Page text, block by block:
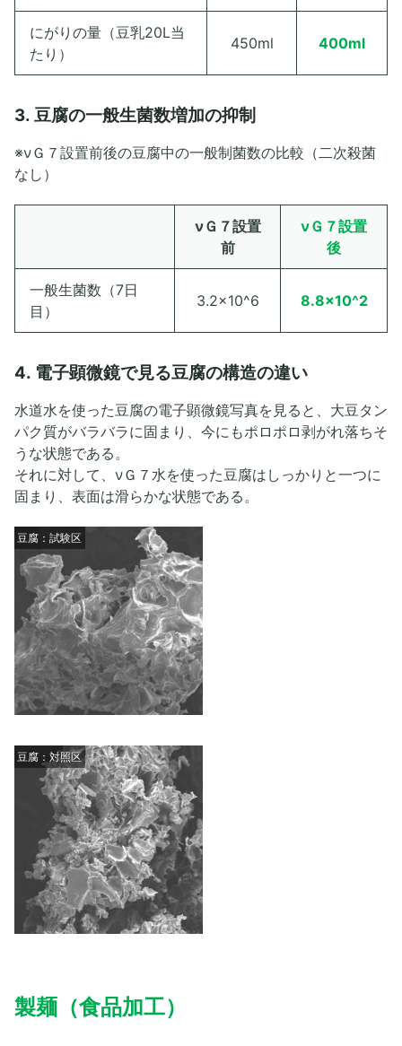
にがりの量（豆乳20L当
たり）
450ml 400ml
3. 豆腐の一般生菌数増加の抑制
※νＧ７設置前後の豆腐中の一般制菌数の比較（二次殺菌
なし）
νＧ７設置
前
νＧ７設置
後
一般生菌数（7日
目）
3.2×10^6 8.8×10^2
4. 電子顕微鏡で見る豆腐の構造の違い
水道水を使った豆腐の電子顕微鏡写真を見ると、大豆タン
パク質がバラバラに固まり、今にもポロポロ剥がれ落ちそ
うな状態である。
それに対して、νＧ７水を使った豆腐はしっかりと一つに
固まり、表面は滑らかな状態である。
豆腐：試験区
豆腐：対照区
製麺（食品加工）